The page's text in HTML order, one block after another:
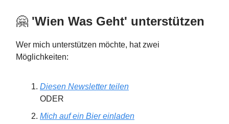
🤗 'Wien Was Geht' unterstützen
Wer mich unterstützen möchte, hat zwei
Möglichkeiten:
Diesen Newsletter teilen
ODER
Mich auf ein Bier einladen